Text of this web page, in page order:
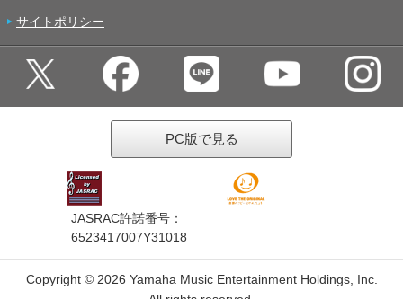
サイトポリシー
PC版で見る
JASRAC許諾番号：
6523417007Y31018
Copyright © 2026 Yamaha Music Entertainment Holdings, Inc.